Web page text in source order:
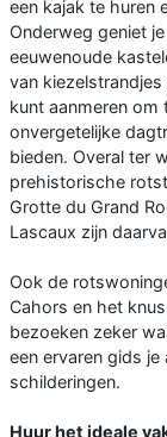
een kajak te huren
Onderweg geniet
eeuwenoude
van
kunt aanmeren om
onvergetelijke
bieden. Overal ter
prehistorische
Grotte du Grand
Lascaux zijn
Ook de
Cahors en het
bezoeken zeker
een ervaren gids
schilderingen.
Huur het ideale